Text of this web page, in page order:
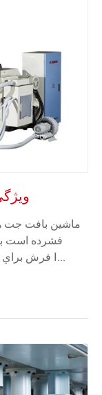
ماشین بافت جت
فشرده است
فرش براي تموم کردن دريايي در مقايسه با شاتل سنتي I...